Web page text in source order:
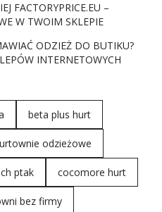
FACTORYPRICE.EU –
W TWOIM SKLEPIE
ODZIEŻ DO BUTIKU?
INTERNETOWYCH
beta plus hurt
odzieżowe
ch ptak cocomore hurt
bez firmy